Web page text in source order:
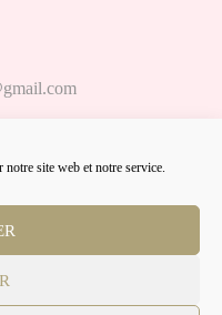
site web et notre service.